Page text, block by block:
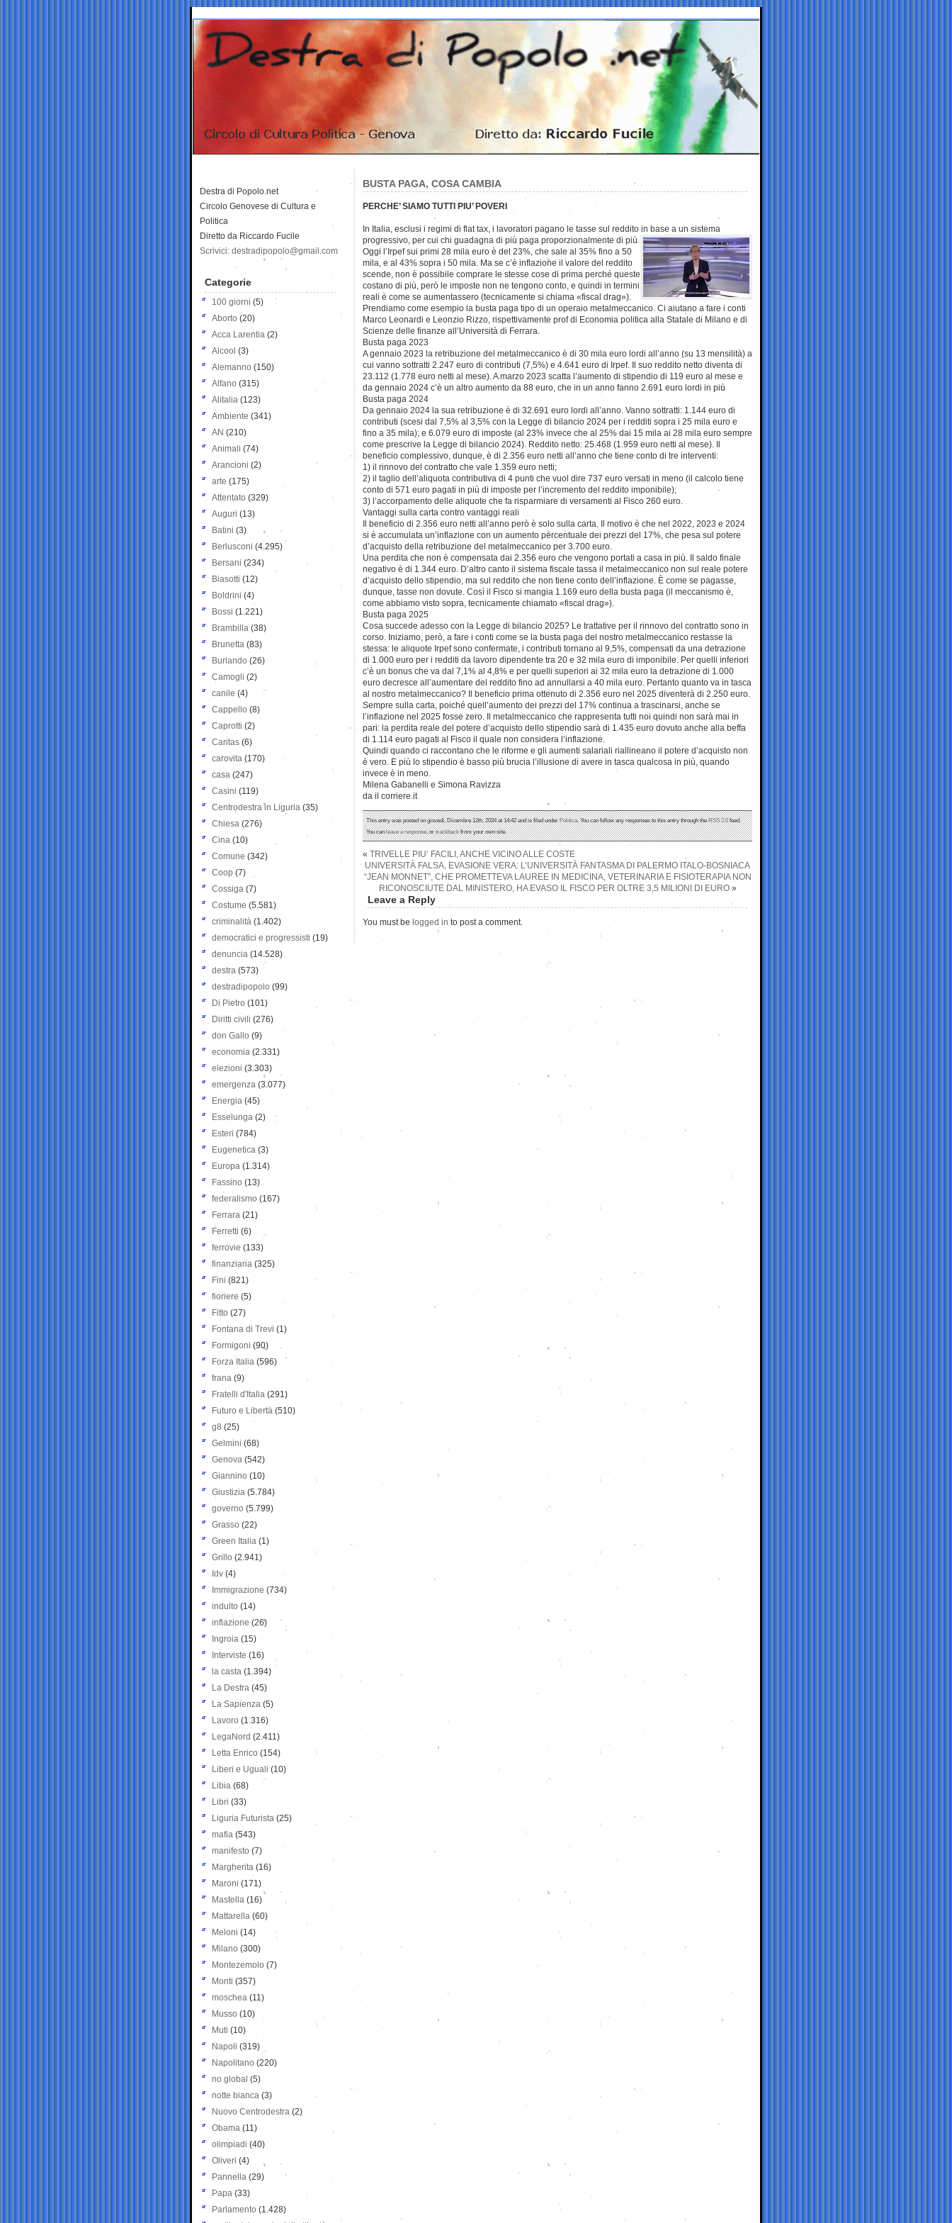
BUSTA PAGA, COSA CAMBIA
PERCHE’ SIAMO TUTTI PIU’ POVERI
In Italia, esclusi i regimi di flat tax, i lavoratori pagano le tasse sul reddito in base a un sistema
progressivo, per cui chi guadagna di più paga proporzionalmente di più.
Oggi l’Irpef sui primi 28 mila euro è del 23%, che sale al 35% fino a 50
mila, e al 43% sopra i 50 mila. Ma se c’è inflazione il valore del reddito
scende, non è possibile comprare le stesse cose di prima perché queste
costano di più, però le imposte non ne tengono conto, e quindi in termini
reali è come se aumentassero (tecnicamente si chiama «fiscal drag»).
Prendiamo come esempio la busta paga tipo di un operaio metalmeccanico. Ci aiutano a fare i conti
Marco Leonardi e Leonzio Rizzo, rispettivamente prof di Economia politica alla Statale di Milano e di
Scienze delle finanze all’Università di Ferrara.
Busta paga 2023
A gennaio 2023 la retribuzione del metalmeccanico è di 30 mila euro lordi all’anno (su 13 mensilità) a
cui vanno sottratti 2.247 euro di contributi (7,5%) e 4.641 euro di Irpef. Il suo reddito netto diventa di
23.112 (1.778 euro netti al mese). A marzo 2023 scatta l’aumento di stipendio di 119 euro al mese e
da gennaio 2024 c’è un altro aumento da 88 euro, che in un anno fanno 2.691 euro lordi in più
Busta paga 2024
Da gennaio 2024 la sua retribuzione è di 32.691 euro lordi all’anno. Vanno sottratti: 1.144 euro di
contributi (scesi dal 7,5% al 3,5% con la Legge di bilancio 2024 per i redditi sopra i 25 mila euro e
fino a 35 mila); e 6.079 euro di imposte (al 23% invece che al 25% dai 15 mila ai 28 mila euro sempre
come prescrive la Legge di bilancio 2024). Reddito netto: 25.468 (1.959 euro netti al mese). Il
beneficio complessivo, dunque, è di 2.356 euro netti all’anno che tiene conto di tre interventi:
1) il rinnovo del contratto che vale 1.359 euro netti;
2) il taglio dell’aliquota contributiva di 4 punti che vuol dire 737 euro versati in meno (il calcolo tiene
conto di 571 euro pagati in più di imposte per l’incremento del reddito imponibile);
3) l’accorpamento delle aliquote che fa risparmiare di versamenti al Fisco 260 euro.
Vantaggi sulla carta contro vantaggi reali
Il beneficio di 2.356 euro netti all’anno però è solo sulla carta. Il motivo è che nel 2022, 2023 e 2024
si è accumulata un’inflazione con un aumento percentuale dei prezzi del 17%, che pesa sul potere
d’acquisto della retribuzione del metalmeccanico per 3.700 euro.
Una perdita che non è compensata dai 2.356 euro che vengono portati a casa in più. Il saldo finale
negativo è di 1.344 euro. D’altro canto il sistema fiscale tassa il metalmeccanico non sul reale potere
d’acquisto dello stipendio, ma sul reddito che non tiene conto dell’inflazione. È come se pagasse,
dunque, tasse non dovute. Così il Fisco si mangia 1.169 euro della busta paga (il meccanismo è,
come abbiamo visto sopra, tecnicamente chiamato «fiscal drag»).
Busta paga 2025
Cosa succede adesso con la Legge di bilancio 2025? Le trattative per il rinnovo del contratto sono in
corso. Iniziamo, però, a fare i conti come se la busta paga del nostro metalmeccanico restasse la
stessa: le aliquote Irpef sono confermate, i contributi tornano al 9,5%, compensati da una detrazione
di 1.000 euro per i redditi da lavoro dipendente tra 20 e 32 mila euro di imponibile. Per quelli inferiori
c’è un bonus che va dal 7,1% al 4,8% e per quelli superiori ai 32 mila euro la detrazione di 1.000
euro decresce all’aumentare del reddito fino ad annullarsi a 40 mila euro. Pertanto quanto va in tasca
al nostro metalmeccanico? Il beneficio prima ottenuto di 2.356 euro nel 2025 diventerà di 2.250 euro.
Sempre sulla carta, poiché quell’aumento dei prezzi del 17% continua a trascinarsi, anche se
l’inflazione nel 2025 fosse zero. Il metalmeccanico che rappresenta tutti noi quindi non sarà mai in
pari: la perdita reale del potere d’acquisto dello stipendio sarà di 1.435 euro dovuto anche alla beffa
di 1.114 euro pagati al Fisco il quale non considera l’inflazione.
Quindi quando ci raccontano che le riforme e gli aumenti salariali riallineano il potere d’acquisto non
è vero. E più lo stipendio è basso più brucia l’illusione di avere in tasca qualcosa in più, quando
invece è in meno.
Milena Gabanelli e Simona Ravizza
da il corriere.it
This entry was posted on giovedì, Dicembre 12th, 2024 at 14:42 and is filed underPolitica. You can follow any responses to this entry through theRSS 2.0feed.
You canleave a response, ortrackbackfrom your own site.
« TRIVELLE PIU’ FACILI, ANCHE VICINO ALLE COSTE
UNIVERSITÀ FALSA, EVASIONE VERA: L’UNIVERSITÀ FANTASMA DI PALERMO ITALO-BOSNIACA
“JEAN MONNET”, CHE PROMETTEVA LAUREE IN MEDICINA, VETERINARIA E FISIOTERAPIA NON
RICONOSCIUTE DAL MINISTERO, HA EVASO IL FISCO PER OLTRE 3,5 MILIONI DI EURO»
Leave a Reply
You must be logged in to post a comment.
Destra di Popolo.net
Circolo Genovese di Cultura e
Politica
Diretto da Riccardo Fucile
Scrivici: destradipopolo@gmail.com
Categorie
100 giorni (5)
Aborto (20)
Acca Larentia (2)
Alcool (3)
Alemanno (150)
Alfano (315)
Alitalia (123)
Ambiente (341)
AN (210)
Animali (74)
Arancioni (2)
arte (175)
Attentato (329)
Auguri (13)
Batini (3)
Berlusconi (4.295)
Bersani (234)
Biasotti (12)
Boldrini (4)
Bossi (1.221)
Brambilla (38)
Brunetta (83)
Burlando (26)
Camogli (2)
canile (4)
Cappello (8)
Caprotti (2)
Caritas (6)
carovita (170)
casa (247)
Casini (119)
Centrodestra in Liguria (35)
Chiesa (276)
Cina (10)
Comune (342)
Coop (7)
Cossiga (7)
Costume (5.581)
criminalità (1.402)
democratici e progressisti (19)
denuncia (14.528)
destra (573)
destradipopolo (99)
Di Pietro (101)
Diritti civili (276)
don Gallo (9)
economia (2.331)
elezioni (3.303)
emergenza (3.077)
Energia (45)
Esselunga (2)
Esteri (784)
Eugenetica (3)
Europa (1.314)
Fassino (13)
federalismo (167)
Ferrara (21)
Ferretti (6)
ferrovie (133)
finanziaria (325)
Fini (821)
fioriere (5)
Fitto (27)
Fontana di Trevi (1)
Formigoni (90)
Forza Italia (596)
frana (9)
Fratelli d'Italia (291)
Futuro e Libertà (510)
g8 (25)
Gelmini (68)
Genova (542)
Giannino (10)
Giustizia (5.784)
governo (5.799)
Grasso (22)
Green Italia (1)
Grillo (2.941)
Idv (4)
Immigrazione (734)
indulto (14)
inflazione (26)
Ingroia (15)
Interviste (16)
la casta (1.394)
La Destra (45)
La Sapienza (5)
Lavoro (1.316)
LegaNord (2.411)
Letta Enrico (154)
Liberi e Uguali (10)
Libia (68)
Libri (33)
Liguria Futurista (25)
mafia (543)
manifesto (7)
Margherita (16)
Maroni (171)
Mastella (16)
Mattarella (60)
Meloni (14)
Milano (300)
Montezemolo (7)
Monti (357)
moschea (11)
Musso (10)
Muti (10)
Napoli (319)
Napolitano (220)
no global (5)
notte bianca (3)
Nuovo Centrodestra (2)
Obama (11)
olimpiadi (40)
Oliveri (4)
Pannella (29)
Papa (33)
Parlamento (1.428)